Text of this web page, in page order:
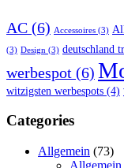
AC (6) Accessoires (3)
(3) Design (3) deutschland
werbespot (6)
witzigsten werbespots (4)
Categories
Allgemein (73)
Allgemein